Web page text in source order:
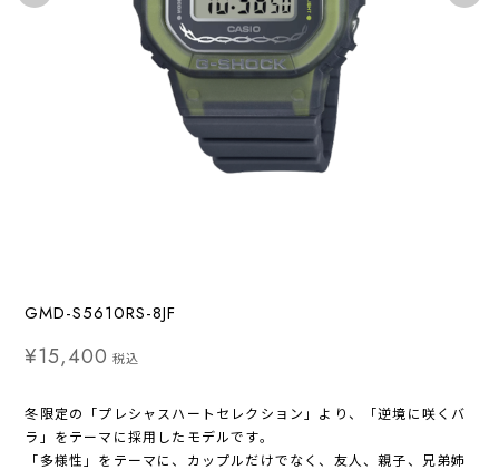
GMD-S5610RS-8JF
¥15,400 税込
冬限定の「プレシャスハートセレクション」より、「逆境に咲くバ
ラ」をテーマに採用したモデルです。
「多様性」をテーマに、カップルだけでなく、友人、親子、兄弟姉